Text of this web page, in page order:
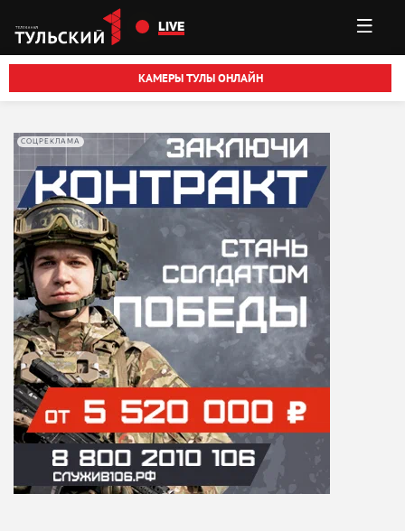
Перейти к основному содержанию
LIVE
КАМЕРЫ ТУЛЫ ОНЛАЙН
СОЦРЕКЛАМА